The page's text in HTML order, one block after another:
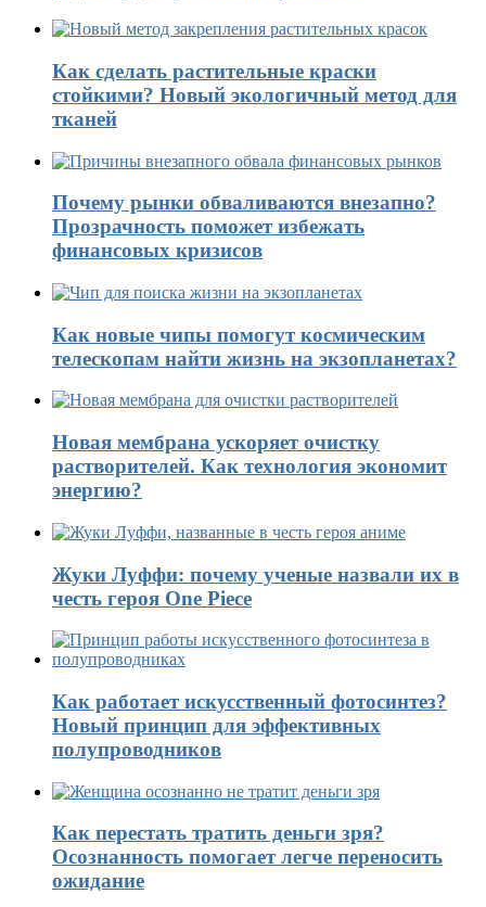
Как сделать растительные краски
стойкими? Новый экологичный метод для
тканей
Почему рынки обваливаются внезапно?
Прозрачность поможет избежать
финансовых кризисов
Как новые чипы помогут космическим
телескопам найти жизнь на экзопланетах?
Новая мембрана ускоряет очистку
растворителей. Как технология экономит
энергию?
Жуки Луффи: почему ученые назвали их в
честь героя One Piece
Как работает искусственный фотосинтез?
Новый принцип для эффективных
полупроводников
Как перестать тратить деньги зря?
Осознанность помогает легче переносить
ожидание